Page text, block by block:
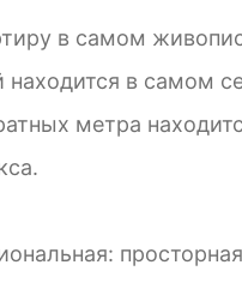
в самом
в самом
метра